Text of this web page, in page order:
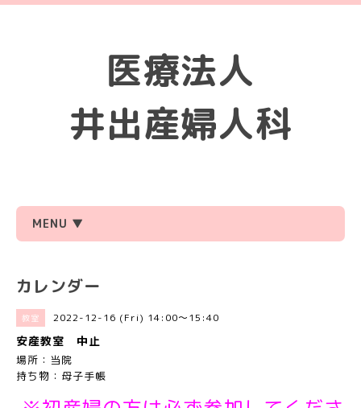
医療法人
井出産婦人科
MENU ▼
カレンダー
教室 2022-12-16 (Fri) 14:00～15:40
安産教室 中止
場所：当院
持ち物：母子手帳